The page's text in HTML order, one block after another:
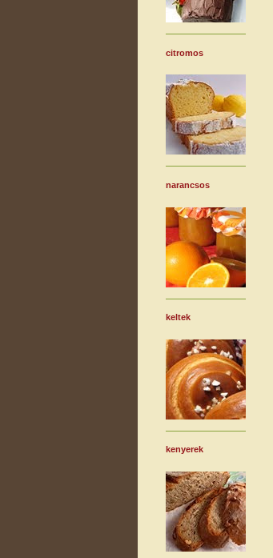
citromos
narancsos
keltek
kenyerek